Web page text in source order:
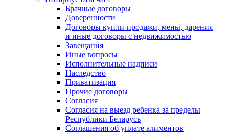
Брачные договоры
Доверенности
Договоры купли-продажи, мены, дарения
и иные договоры с недвижимостью
Завещания
Иные вопросы
Исполнительные надписи
Наследство
Приватизация
Прочие договоры
Согласия
Согласия на выезд ребенка за пределы
Республики Беларусь
Соглашения об уплате алиментов